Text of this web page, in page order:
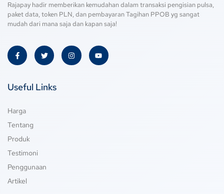
Rajapay hadir memberikan kemudahan dalam transaksi pengisian pulsa,
paket data, token PLN, dan pembayaran Tagihan PPOB yg sangat
mudah dari mana saja dan kapan saja!
Useful Links
Harga
Tentang
Produk
Testimoni
Penggunaan
Artikel